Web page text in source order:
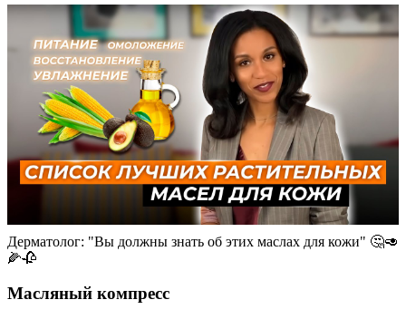
Дерматолог: "Вы должны знать об этих маслах для кожи" 🤔🥑
🌽🥀
Масляный компресс